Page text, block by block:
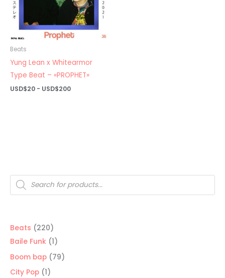
Búsqueda
de
productos
Beats 220220
productos
Baile Funk 11
producto
Boom bap 7979
City Pop 11
Beats
Yung Lean x Whitearmor
Type Beat – «PROPHET»
USD$20 - USD$200Rango